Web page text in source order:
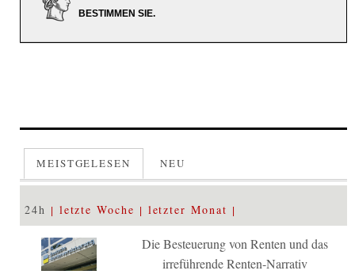
BESTIMMEN SIE.
MEISTGELESEN NEU
24h letzte Woche letzter Monat
Die Besteuerung von Renten und das
irreführende Renten-Narrativ